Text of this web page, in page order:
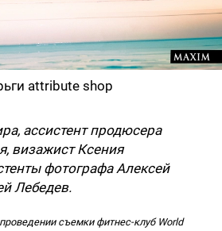
attribute shop
ассистент продюсера
визажист Ксения
фотографа Алексей
Лебедев.
съемки фитнес-клуб World